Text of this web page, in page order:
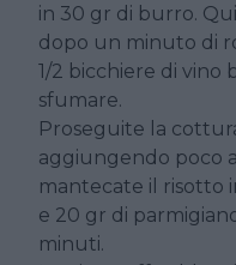
in 30 gr di burro.
dopo un minuto di
1/2 bicchiere di vino
sfumare.
Proseguite la
aggiungendo poco
mantecate il risotto
e 20 gr di
minuti.